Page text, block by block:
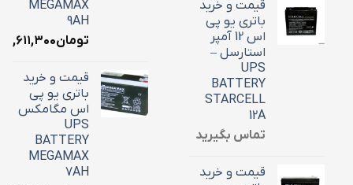
قیمت و خرید
باتری یو پی
اس 12 آمپر
استارسل –
UPS
BATTERY
STARCELL
12A
تماس بگیرید
قیمت و خرید
MEGAMAX
9AH
تومان۳,۶۱۱,۳۰۰
قیمت و خرید
باتری یو پی
اس مگامکس
UPS
BATTERY
MEGAMAX
7AH